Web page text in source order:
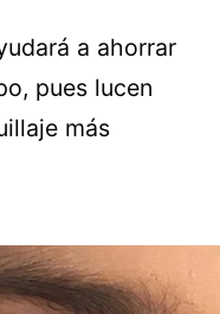
a ahorrar
pues lucen
más